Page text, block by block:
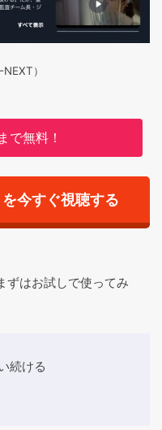
）
まで無料！
を今すぐ視聴する
ずはお試しで使ってみ
続ける